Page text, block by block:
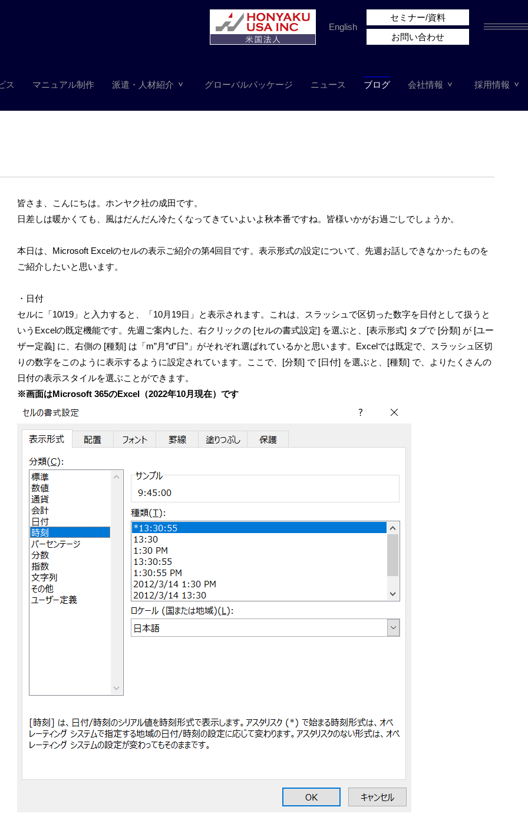
ス マニュアル制作 派遣・人材紹介 グローバルパッケージ ニュース ブログ 会社情報 採用情報
English
セミナー/資料
お問い合わせ
皆さま、こんにちは。ホンヤク社の成田です。
日差しは暖かくても、風はだんだん冷たくなってきていよいよ秋本番ですね。皆様いかがお過ごしでしょうか。
本日は、Microsoft Excelのセルの表示ご紹介の第4回目です。表示形式の設定について、先週お話しできなかったものを
ご紹介したいと思います。
・日付
セルに「10/19」と入力すると、「10月19日」と表示されます。これは、スラッシュで区切った数字を日付として扱うと
いうExcelの既定機能です。先週ご案内した、右クリックの [セルの書式設定] を選ぶと、[表示形式] タブで [分類] が [ユー
ザー定義] に、右側の [種類] は「m”月”d”日”」がそれぞれ選ばれているかと思います。Excelでは既定で、スラッシュ区切
りの数字をこのように表示するように設定されています。ここで、[分類] で [日付] を選ぶと、[種類] で、よりたくさんの
日付の表示スタイルを選ぶことができます。
※画面はMicrosoft 365のExcel （2022年10月現在）です